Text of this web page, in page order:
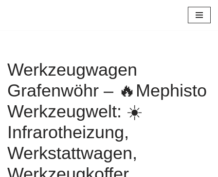
Werkzeugwagen
Grafenwöhr – 🔥Mephisto
Werkzeugwelt: ☀️
Infrarotheizung,
Werkstattwagen,